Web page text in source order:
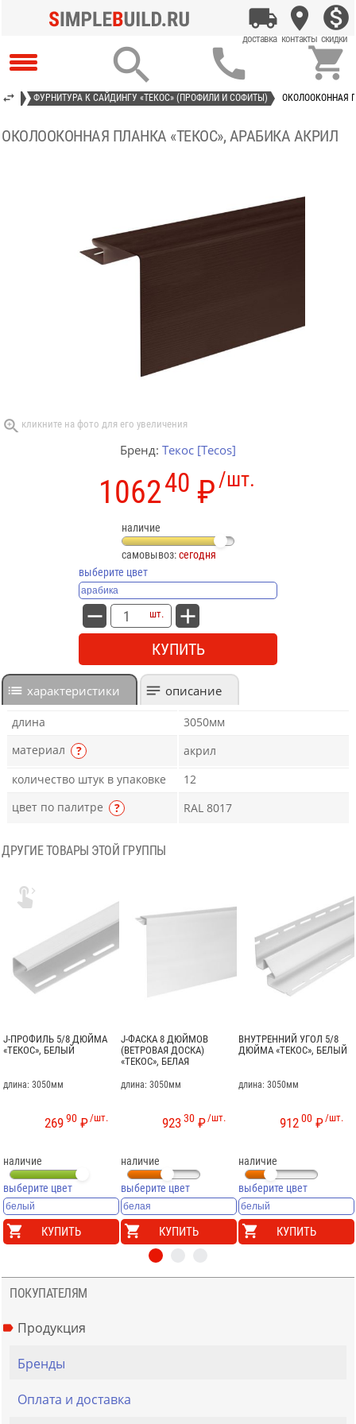
  
ФУРНИТУРА К САЙДИНГУ «ТЕКОС» (ПРОФИЛИ И СОФИТЫ) ОКОЛООКОННАЯ
ОКОЛООКОННАЯ ПЛАНКА «ТЕКОС», АРАБИКА АКРИЛ
Бренд: Текос [Tecos]
/шт.
106240 ₽
наличие
самовывоз:сегодня
выберите цвет
шт.
КУПИТЬ
характеристики описание
длина
3050мм
материал
?
акрил
количество штук в упаковке
12
цвет по палитре
? RAL 8017
ДРУГИЕ ТОВАРЫ ЭТОЙ ГРУППЫ
J-ПРОФИЛЬ 5/8 ДЮЙМА
«ТЕКОС», БЕЛЫЙ
длина: 3050мм
/шт.
26990 ₽
наличие
выберите цвет
КУПИТЬ
J-ФАСКА 8 ДЮЙМОВ
(ВЕТРОВАЯ ДОСКА)
«ТЕКОС», БЕЛАЯ
длина: 3050мм
/шт.
92330 ₽
наличие
выберите цвет
КУПИТЬ
ВНУТРЕННИЙ УГОЛ 5/8
ДЮЙМА «ТЕКОС», БЕЛЫЙ
длина: 3050мм
/шт.
91200 ₽
наличие
выберите цвет
КУПИТЬ

ПОКУПАТЕЛЯМ
Продукция
Бренды
Оплата и доставка